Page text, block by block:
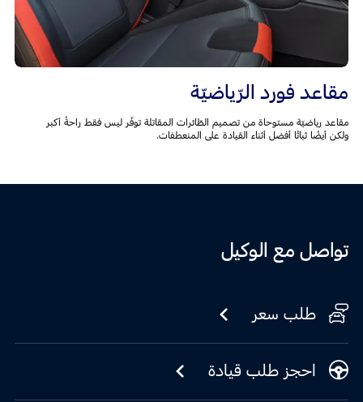
مقاعد فورد الرّياضيّة
مقاعد رياضيّة مستوحاة من تصميم الطّائرات المقاتلة توفّر ليس فقط راحةً أكبر
ولكن أيضًا ثباتًا أفضل أثناء القيادة على المنعطفات.
تواصل مع الوكيل
طلب سعر
احجز طلب قيادة